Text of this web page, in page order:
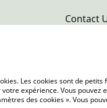
Contact
Les cookies sont de
expérience. Vous
des cookies ». Vous